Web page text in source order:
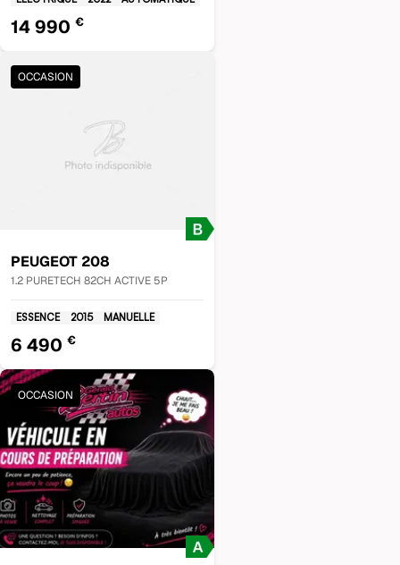
14 990 €
OCCASION
PEUGEOT 208
1.2 PURETECH 82CH ACTIVE 5P
ESSENCE 2015 MANUELLE
6 490 €
OCCASION